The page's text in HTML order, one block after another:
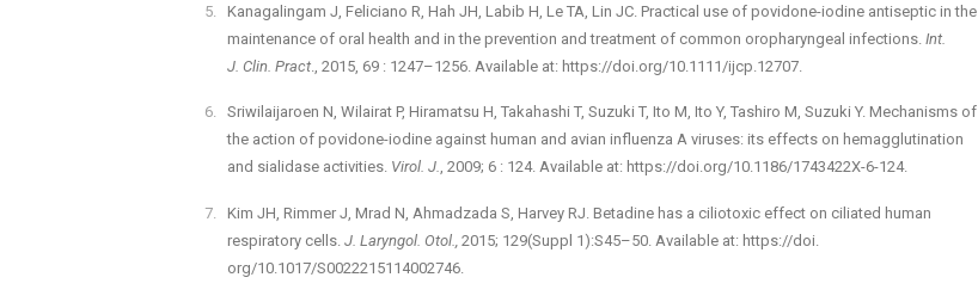
Kanagalingam J, Feliciano R, Hah JH, Labib H, Le TA, Lin JC. Practical use of povidone-iodine antiseptic in the
maintenance of oral health and in the prevention and treatment of common oropharyngeal infections. Int.
J. Clin. Pract., 2015, 69 : 1247–1256. Available at: https://doi.org/10.1111/ijcp.12707.
Sriwilaijaroen N, Wilairat P, Hiramatsu H, Takahashi T, Suzuki T, Ito M, Ito Y, Tashiro M, Suzuki Y. Mechanisms of
the action of povidone-iodine against human and avian influenza A viruses: its effects on hemagglutination
and sialidase activities. Virol. J., 2009; 6 : 124. Available at: https://doi.org/10.1186/1743422X-6-124.
Kim JH, Rimmer J, Mrad N, Ahmadzada S, Harvey RJ. Betadine has a ciliotoxic effect on ciliated human
respiratory cells. J. Laryngol. Otol., 2015; 129(Suppl 1):S45–50. Available at: https://doi.
org/10.1017/S0022215114002746.